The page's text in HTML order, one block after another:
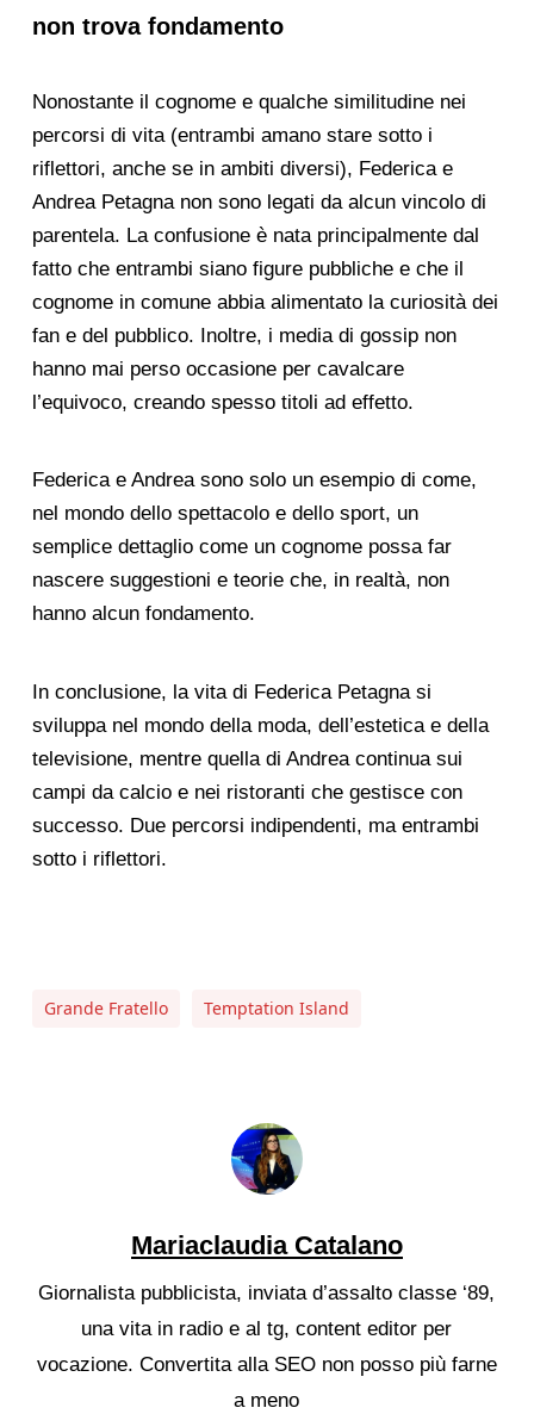
non trova fondamento
Nonostante il cognome e qualche similitudine nei
percorsi di vita (entrambi amano stare sotto i
riflettori, anche se in ambiti diversi), Federica e
Andrea Petagna non sono legati da alcun vincolo di
parentela. La confusione è nata principalmente dal
fatto che entrambi siano figure pubbliche e che il
cognome in comune abbia alimentato la curiosità dei
fan e del pubblico. Inoltre, i media di gossip non
hanno mai perso occasione per cavalcare
l’equivoco, creando spesso titoli ad effetto.
Federica e Andrea sono solo un esempio di come,
nel mondo dello spettacolo e dello sport, un
semplice dettaglio come un cognome possa far
nascere suggestioni e teorie che, in realtà, non
hanno alcun fondamento.
In conclusione, la vita di Federica Petagna si
sviluppa nel mondo della moda, dell’estetica e della
televisione, mentre quella di Andrea continua sui
campi da calcio e nei ristoranti che gestisce con
successo. Due percorsi indipendenti, ma entrambi
sotto i riflettori.
Grande Fratello Temptation Island
Mariaclaudia Catalano
Giornalista pubblicista, inviata d’assalto classe ‘89,
una vita in radio e al tg, content editor per
vocazione. Convertita alla SEO non posso più farne
a meno